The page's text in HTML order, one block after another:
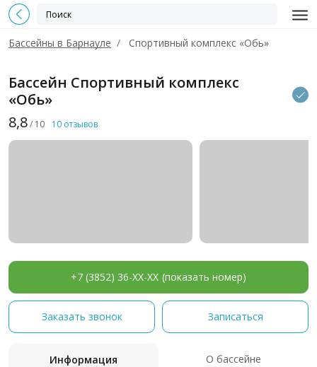
Бассейны в Барнауле Спортивный комплекс «Обь»
Бассейн Спортивный комплекс
«Обь»
8,8/ 10 10 отзывов
+7 (3852) 36-XX-XX (показать номер)
Заказать звонок Записаться
Информация О бассейне